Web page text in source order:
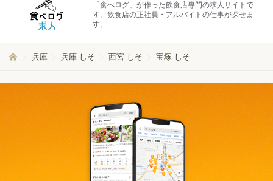
「食べログ」が作った飲食店専門の求人サイトで
す。飲食店の正社員・アルバイトの仕事が探せま
す。
兵庫 兵庫 しそ 西宮 しそ 宝塚 しそ